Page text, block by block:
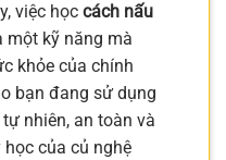
việc học cách nấu
kỹ năng mà
khỏe của chính
bạn đang sử dụng
nhiên, an toàn và
của củ nghệ